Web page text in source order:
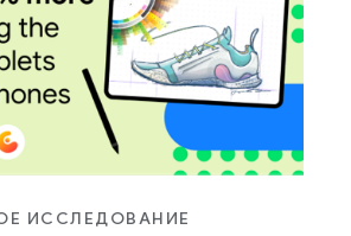
ИССЛЕДОВАНИЕ